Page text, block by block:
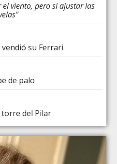
viento, pero sí ajustar las
vendió su Ferrari
de palo
torre del Pilar